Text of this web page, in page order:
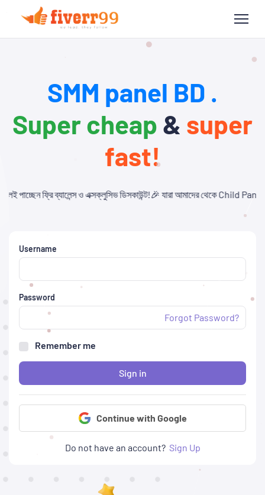
SMM panel BD .
Super cheap & super
fast!
ডিসকাউন্ট!🎉 যারা আমাদের থেকে Child Panel নিবেন এবং API ব্যবহার
Username
Password
Forgot Password?
Remember me
Sign in
Continue with Google
Do not have an account? Sign Up